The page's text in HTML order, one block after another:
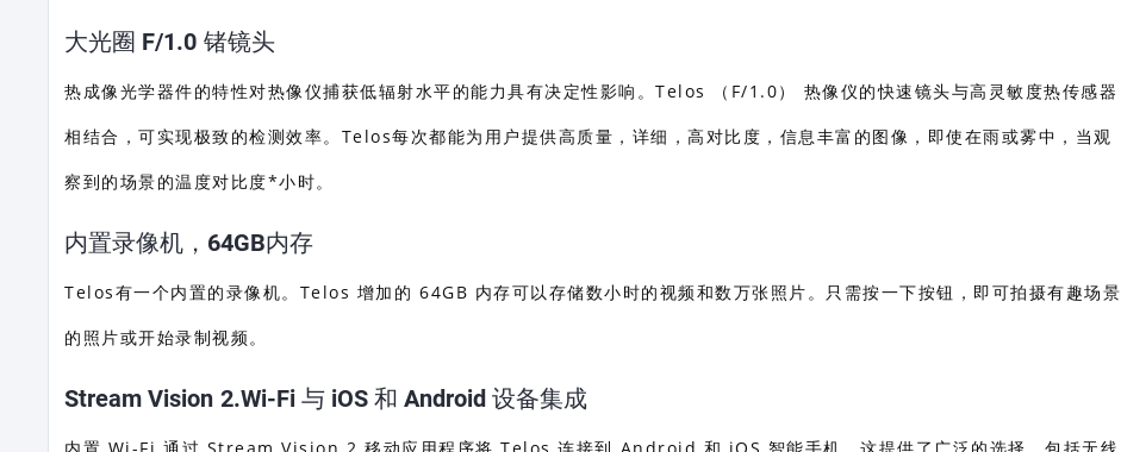
大光圈 F/1.0 锗镜头
热成像光学器件的特性对热像仪捕获低辐射水平的能力具有决定性影响。Telos （F/1.0） 热像仪的快速镜头与高灵敏度热传感器
相结合，可实现极致的检测效率。Telos每次都能为用户提供高质量，详细，高对比度，信息丰富的图像，即使在雨或雾中，当观
察到的场景的温度对比度*小时。
内置录像机，64GB内存
Telos有一个内置的录像机。Telos 增加的 64GB 内存可以存储数小时的视频和数万张照片。只需按一下按钮，即可拍摄有趣场景
的照片或开始录制视频。
Stream Vision 2.Wi-Fi 与 iOS 和 Android 设备集成